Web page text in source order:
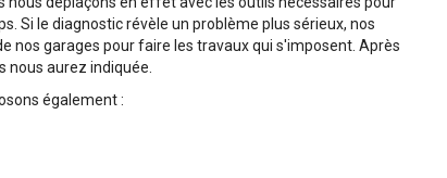
Si le diagnostic révèle un problème plus sérieux, nos
nos garages pour faire les travaux qui s'imposent. Après
nous aurez indiquée.
également :